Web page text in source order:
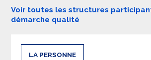
Voir toutes les structures
démarche qualité
LA PERSONNE